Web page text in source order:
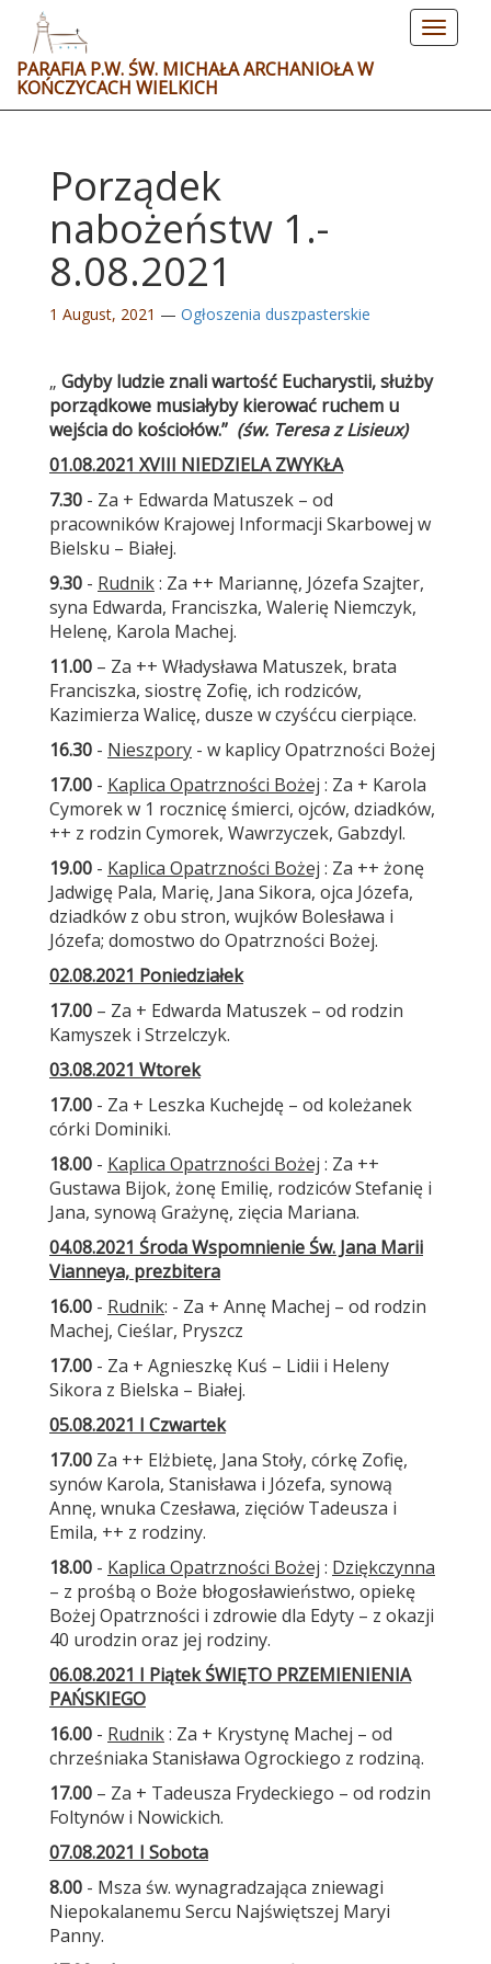
Toggle
PARAFIA P.W. ŚW. MICHAŁA ARCHANIOŁA W
KOŃCZYCACH WIELKICH
Porządek
nabożeństw 1.-
8.08.2021
1 August, 2021 — Ogłoszenia duszpasterskie
„ Gdyby ludzie znali wartość Eucharystii, służby
porządkowe musiałyby kierować ruchem u
wejścia do kościołów.” (św. Teresa z Lisieux)
01.08.2021 XVIII NIEDZIELA ZWYKŁA
7.30 - Za + Edwarda Matuszek – od
pracowników Krajowej Informacji Skarbowej w
Bielsku – Białej.
9.30 - Rudnik: Za ++ Mariannę, Józefa Szajter,
syna Edwarda, Franciszka, Walerię Niemczyk,
Helenę, Karola Machej.
11.00 – Za ++ Władysława Matuszek, brata
Franciszka, siostrę Zofię, ich rodziców,
Kazimierza Walicę, dusze w czyśćcu cierpiące.
16.30 - Nieszpory - w kaplicy Opatrzności Bożej
17.00 - Kaplica Opatrzności Bożej : Za + Karola
Cymorek w 1 rocznicę śmierci, ojców, dziadków,
++ z rodzin Cymorek, Wawrzyczek, Gabzdyl.
19.00 - Kaplica Opatrzności Bożej : Za ++ żonę
Jadwigę Pala, Marię, Jana Sikora, ojca Józefa,
dziadków z obu stron, wujków Bolesława i
Józefa; domostwo do Opatrzności Bożej.
02.08.2021 Poniedziałek
17.00 – Za + Edwarda Matuszek – od rodzin
Kamyszek i Strzelczyk.
03.08.2021 Wtorek
17.00 - Za + Leszka Kuchejdę – od koleżanek
córki Dominiki.
18.00 - Kaplica Opatrzności Bożej : Za ++
Gustawa Bijok, żonę Emilię, rodziców Stefanię i
Jana, synową Grażynę, zięcia Mariana.
04.08.2021 Środa Wspomnienie Św. Jana Marii
Vianneya, prezbitera
16.00 - Rudnik: - Za + Annę Machej – od rodzin
Machej, Cieślar, Pryszcz
17.00 - Za + Agnieszkę Kuś – Lidii i Heleny
Sikora z Bielska – Białej.
05.08.2021 I Czwartek
17.00 Za ++ Elżbietę, Jana Stoły, córkę Zofię,
synów Karola, Stanisława i Józefa, synową
Annę, wnuka Czesława, zięciów Tadeusza i
Emila, ++ z rodziny.
18.00 - Kaplica Opatrzności Bożej : Dziękczynna
– z prośbą o Boże błogosławieństwo, opiekę
Bożej Opatrzności i zdrowie dla Edyty – z okazji
40 urodzin oraz jej rodziny.
06.08.2021 I Piątek ŚWIĘTO PRZEMIENIENIA
PAŃSKIEGO
16.00 - Rudnik: Za + Krystynę Machej – od
chrześniaka Stanisława Ogrockiego z rodziną.
17.00 – Za + Tadeusza Frydeckiego – od rodzin
Foltynów i Nowickich.
07.08.2021 I Sobota
8.00 - Msza św. wynagradzająca zniewagi
Niepokalanemu Sercu Najświętszej Maryi
Panny.